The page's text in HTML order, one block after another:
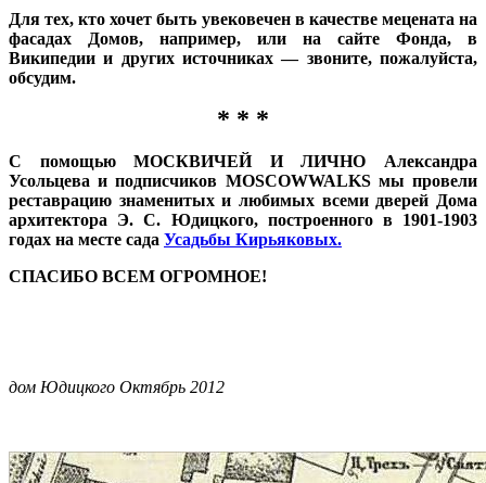
Для тех, кто хочет быть увековечен в качестве мецената на
фасадах Домов, например, или на сайте Фонда, в
Википедии и других источниках — звоните, пожалуйста,
обсудим.
* * *
С помощью МОСКВИЧЕЙ И ЛИЧНО Александра
Усольцева и подписчиков MOSCOWWALKS мы провели
реставрацию знаменитых и любимых всеми дверей Дома
архитектора Э. С. Юдицкого, построенного в 1901-1903
годах на месте сада Усадьбы Кирьяковых.
СПАСИБО ВСЕМ ОГРОМНОЕ!
дом Юдицкого Октябрь 2012